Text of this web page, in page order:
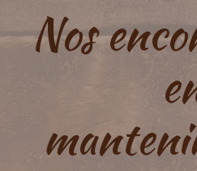
Nos